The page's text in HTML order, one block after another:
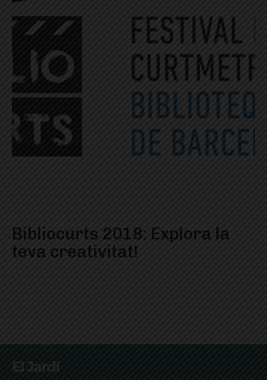
Bibliocurts 2018: Explora la
teva creativitat!
El Jardí